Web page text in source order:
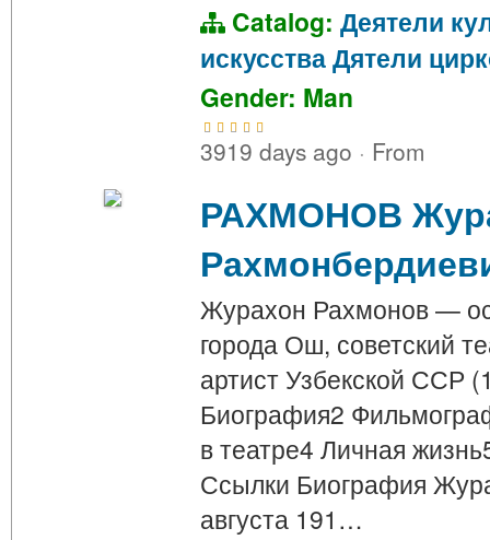
Catalog: Деятели
искусстваДятели
Gender: Man
3919 days ago · From
РАХМОНОВ
Журахон Рахмонов —
города Ош, советский
артист Узбекской ССР
Биография2
в театре4 Личная
Ссылки Биография
августа 191…